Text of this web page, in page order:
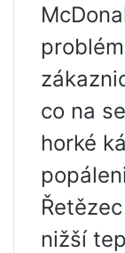
co na
horké
nižší